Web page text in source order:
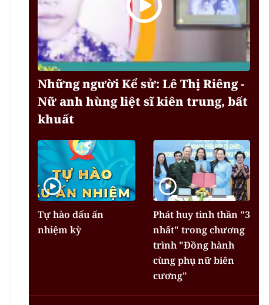
Những người Kể sử: Lê Thị Riêng -
Nữ anh hùng liệt sĩ kiên trung, bất
khuất
Tự hào dấu ấn
nhiệm kỳ
Phát huy tinh thần "3
nhất" trong chương
trình "Đồng hành
cùng phụ nữ biên
cương"